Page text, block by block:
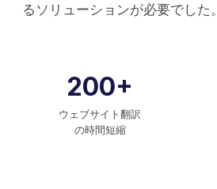
るソリューションが必要でした。
200+
ウェブサイト翻訳
の時間短縮